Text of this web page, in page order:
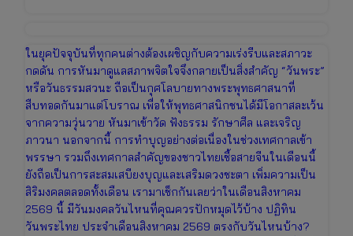
ในยุคปัจจุบันที่ทุกคนต่างต้องเผชิญกับความเร่งรีบและสภาวะ
กดดัน การหันมาดูแลสภาพจิตใจจึงกลายเป็นสิ่งสำคัญ “วันพระ”
หรือวันธรรมสวนะ ถือเป็นกุศโลบายทางพระพุทธศาสนาที่
สืบทอดกันมาแต่โบราณ เพื่อให้พุทธศาสนิกชนได้มีโอกาสละเว้น
จากความวุ่นวาย หันมาเข้าวัด ฟังธรรม รักษาศีล และเจริญ
ภาวนา นอกจากนี้ การทำบุญอย่างต่อเนื่องในช่วงเทศกาลเข้า
พรรษา รวมถึงเทศกาลสำคัญของชาวไทยเชื้อสายจีนในเดือนนี้
ยังถือเป็นการสะสมเสบียงบุญและเสริมดวงชะตา เพิ่มความเป็น
สิริมงคลตลอดทั้งเดือน เรามาเช็กกันเลยว่าในเดือนสิงหาคม
2569 นี้ มีวันมงคลวันไหนที่คุณควรปักหมุดไว้บ้าง ปฏิทิน
วันพระไทย ประจำเดือนสิงหาคม 2569 ตรงกับวันไหนบ้าง?